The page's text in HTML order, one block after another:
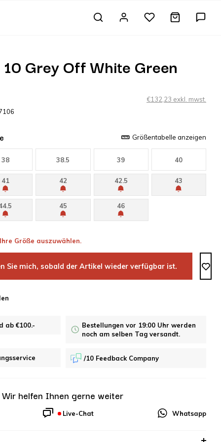
Grey Off White Green
€132,23 exkl. mwst.
Größentabelle anzeigen
38 38.5 39 40
41 42 42.5 43
45 46
Größe auszuwählen.
Sie mich, sobald der Artikel wieder verfügbar ist.
ab €100.-
Bestellungen vor 19:00 Uhr werden
noch am selben Tag versandt.
/10 Feedback Company
Wir helfen Ihnen gerne weiter
Live-Chat Whatsapp